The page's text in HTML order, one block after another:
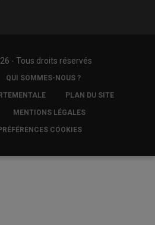
- Tous droits réservés
QUI SOMMES-NOUS ?
PLAN DU SITE
MENTIONS LÉGALES
COOKIES